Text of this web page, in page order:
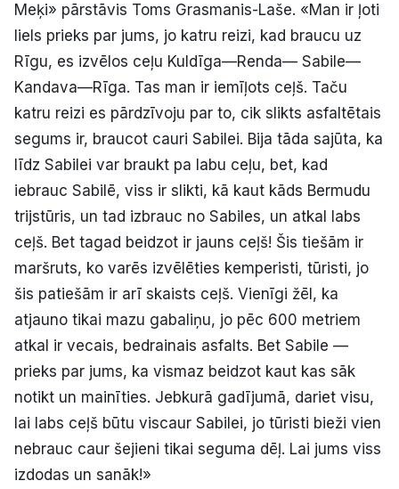
Meķi» pārstāvis Toms Grasmanis-Laše. «Man ir ļoti
liels prieks par jums, jo katru reizi, kad braucu uz
Rīgu, es izvēlos ceļu Kuldīga—Renda— Sabile—
Kandava—Rīga. Tas man ir iemīļots ceļš. Taču
katru reizi es pārdzīvoju par to, cik slikts asfaltētais
segums ir, braucot cauri Sabilei. Bija tāda sajūta, ka
līdz Sabilei var braukt pa labu ceļu, bet, kad
iebrauc Sabilē, viss ir slikti, kā kaut kāds Bermudu
trijstūris, un tad izbrauc no Sabiles, un atkal labs
ceļš. Bet tagad beidzot ir jauns ceļš! Šis tiešām ir
maršruts, ko varēs izvēlēties kemperisti, tūristi, jo
šis patiešām ir arī skaists ceļš. Vienīgi žēl, ka
atjauno tikai mazu gabaliņu, jo pēc 600 metriem
atkal ir vecais, bedrainais asfalts. Bet Sabile —
prieks par jums, ka vismaz beidzot kaut kas sāk
notikt un mainīties. Jebkurā gadījumā, dariet visu,
lai labs ceļš būtu viscaur Sabilei, jo tūristi bieži vien
nebrauc caur šejieni tikai seguma dēļ. Lai jums viss
izdodas un sanāk!»